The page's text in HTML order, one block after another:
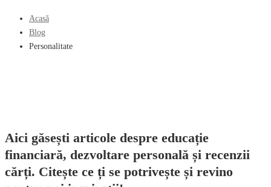
Acasă
Blog
Personalitate
Aici găsești articole despre educație
financiară, dezvoltare personală și recenzii
cărți. Citește ce ți se potrivește și revino